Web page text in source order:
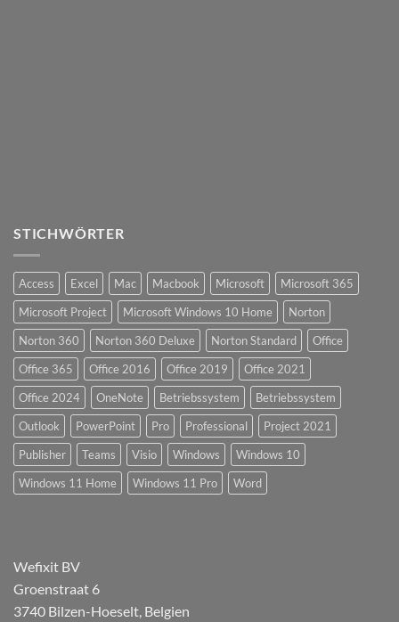
STICHWÖRTER
Access Excel Mac Macbook Microsoft
Microsoft 365
Microsoft Project
Microsoft Windows 10 Home
Norton
Norton 360
Norton 360 Deluxe Norton Standard
Office
Office 365
Office 2016 Office 2019
Office 2021
Office 2024
OneNote Betriebssystem
Betriebssystem
Outlook
PowerPoint Pro Professional
Project 2021
Publisher
Teams Visio Windows
Windows 10
Windows 11 Home
Windows 11 Pro Word
Wefixit BV
Groenstraat 6
3740 Bilzen-Hoeselt, Belgien